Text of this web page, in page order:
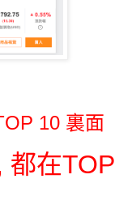
10 裏面
都在TOP